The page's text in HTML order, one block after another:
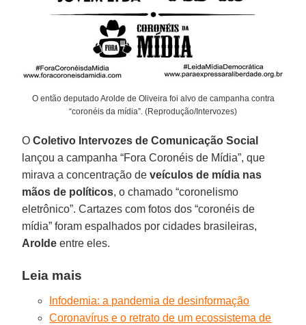
O então deputado Arolde de Oliveira foi alvo de campanha contra
“coronéis da mídia”. (Reprodução/Intervozes)
OColetivo Intervozes de Comunicação Social
lançou a campanha “Fora Coronéis de Mídia”, que
mirava a concentração de veículos de mídia nas
mãos de políticos, o chamado “coronelismo
eletrônico”. Cartazes com fotos dos “coronéis de
mídia” foram espalhados por cidades brasileiras,
Arolde entre eles.
Leia mais
Infodemia: a pandemia de desinformação
Coronavírus e o retrato de um ecossistema de